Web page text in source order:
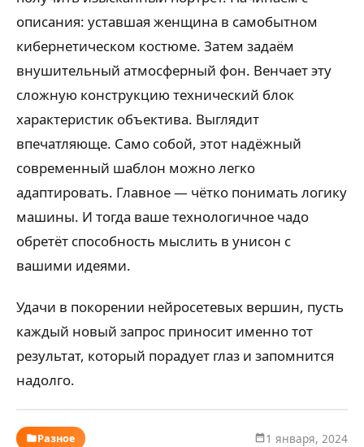
описания: уставшая женщина в самобытном
кибернетическом костюме. Затем задаём
внушительный атмосферный фон. Венчает эту
сложную конструкцию технический блок
характеристик объектива. Выглядит
впечатляюще. Само собой, этот надёжный
современный шаблон можно легко
адаптировать. Главное — чётко понимать логику
машины. И тогда ваше технологичное чадо
обретёт способность мыслить в унисон с
вашими идеями.
Удачи в покорении нейросетевых вершин, пусть
каждый новый запрос приносит именно тот
результат, который порадует глаз и запомнится
надолго.
Разное 1 января, 2024